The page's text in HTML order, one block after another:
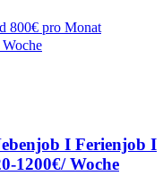
800€ pro Monat
I Ferienjob I
1200€/ Woche